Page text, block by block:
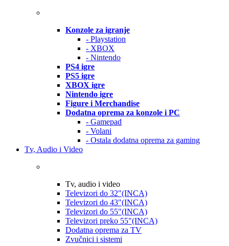
Konzole za igranje
- Playstation
- XBOX
- Nintendo
PS4 igre
PS5 igre
XBOX igre
Nintendo igre
Figure i Merchandise
Dodatna oprema za konzole i PC
- Gamepad
- Volani
- Ostala dodatna oprema za gaming
Tv, Audio i Video
Tv, audio i video
Televizori do 32"(INCA)
Televizori do 43"(INCA)
Televizori do 55"(INCA)
Televizori preko 55"(INCA)
Dodatna oprema za TV
Zvučnici i sistemi